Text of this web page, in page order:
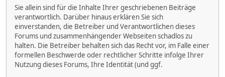
Sie allein sind für die Inhalte Ihrer geschriebenen Beiträge
verantwortlich. Darüber hinaus erklären Sie sich
einverstanden, die Betreiber und Verantwortlichen dieses
Forums und zusammenhängender Webseiten schadlos zu
halten. Die Betreiber behalten sich das Recht vor, im Falle einer
formellen Beschwerde oder rechtlicher Schritte infolge Ihrer
Nutzung dieses Forums, Ihre Identität (und ggf.